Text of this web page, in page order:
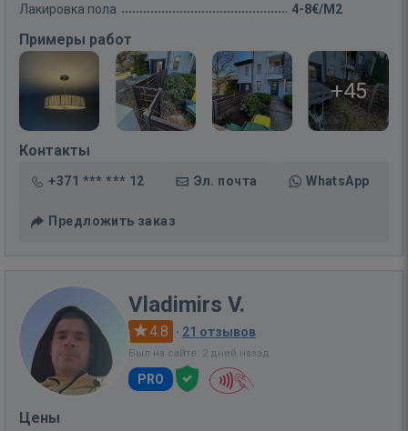
Лакировка пола 4-8€/M2
Примеры работ
+45
Контакты
+371 *** *** 12 Эл. почта WhatsApp
Предложить заказ
Vladimirs V.
4.8 · 21 отзывов
Был на сайте: 2 дней назад
PRO
Цены